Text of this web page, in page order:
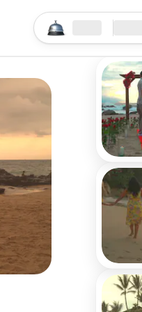
Begin je zoektocht
Locatie